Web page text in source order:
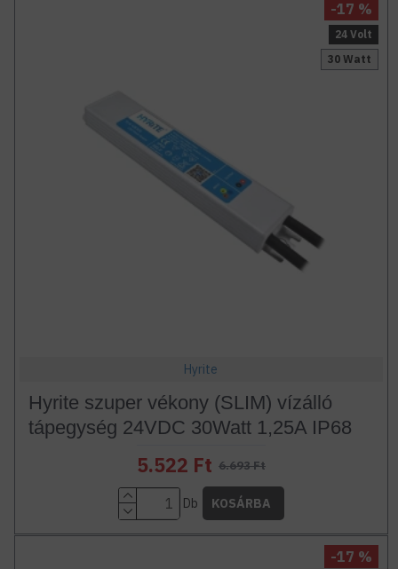
24 Volt
30 Watt
-17 %
Hyrite
Hyrite szuper vékony (SLIM) vízálló
tápegység 24VDC 30Watt 1,25A IP68
5.522 Ft 6.693 Ft
Db KOSÁRBA
-17 %